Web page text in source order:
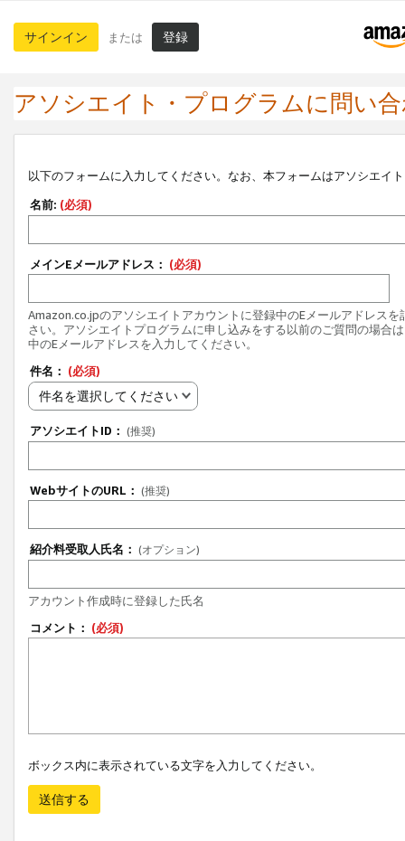
サインイン または 登録
アソシエイト・プログラムに問い
以下のフォームに入力してください。なお、本フォームはアソシエイ
名前: (必須)
メインEメールアドレス： (必須)
Amazon.co.jpのアソシエイトアカウントに登録中のEメールアドレスを
さい。アソシエイトプログラムに申し込みをする以前のご質問の場合
中のEメールアドレスを入力してください。
件名： (必須)
件名を選択してください
アソシエイトID： (推奨)
WebサイトのURL： (推奨)
紹介料受取人氏名： (オプション)
アカウント作成時に登録した氏名
コメント： (必須)
ボックス内に表示されている文字を入力してください。
送信する